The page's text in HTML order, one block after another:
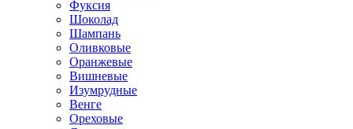
Фуксия
Шоколад
Шампань
Оливковые
Оранжевые
Вишневые
Изумрудные
Венге
Ореховые